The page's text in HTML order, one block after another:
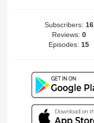
Subscribers: 16
Reviews: 0
Episodes: 15